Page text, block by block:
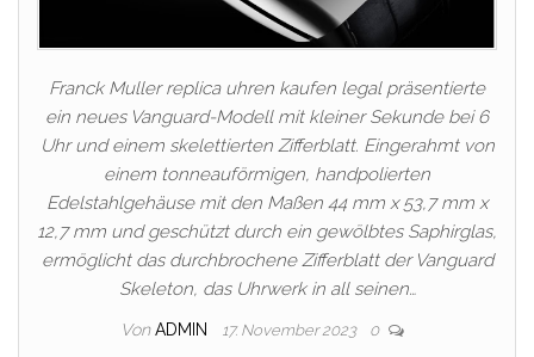
Franck Muller replica uhren kaufen legal präsentierte
ein neues Vanguard-Modell mit kleiner Sekunde bei 6
Uhr und einem skelettierten Zifferblatt. Eingerahmt von
einem tonneauförmigen, handpolierten
Edelstahlgehäuse mit den Maßen 44 mm x 53,7 mm x
12,7 mm und geschützt durch ein gewölbtes Saphirglas,
ermöglicht das durchbrochene Zifferblatt der Vanguard
Skeleton, das Uhrwerk in all seinen…
Von ADMIN 17. November 2023 0